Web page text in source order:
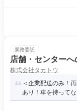
業務委託
店舗・センター
株式会社タカトウ
＜企業配送のみ！
あり！車を持ってな